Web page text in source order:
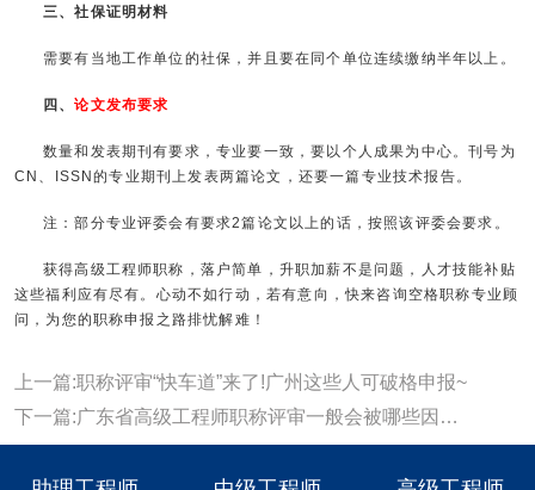
三、社保证明材料
需要有当地工作单位的社保，并且要在同个单位连续缴纳半年以上。
四、论文发布要求
数量和发表期刊有要求，专业要一致，要以个人成果为中心。刊号为
CN、ISSN的专业期刊上发表两篇论文，还要一篇专业技术报告。
注：部分专业评委会有要求2篇论文以上的话，按照该评委会要求。
获得高级工程师职称，落户简单，升职加薪不是问题，人才技能补贴
这些福利应有尽有。心动不如行动，若有意向，快来咨询空格职称专业顾
问，为您的职称申报之路排忧解难！
上一篇:职称评审“快车道”来了!广州这些人可破格申报~
下一篇:广东省高级工程师职称评审一般会被哪些因素影响？主要有这些！